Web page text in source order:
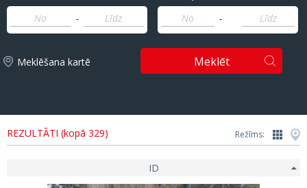
-
-
Meklēšana kartē Meklēt
REZULTĀTI (kopā 329) Režīms:
ID